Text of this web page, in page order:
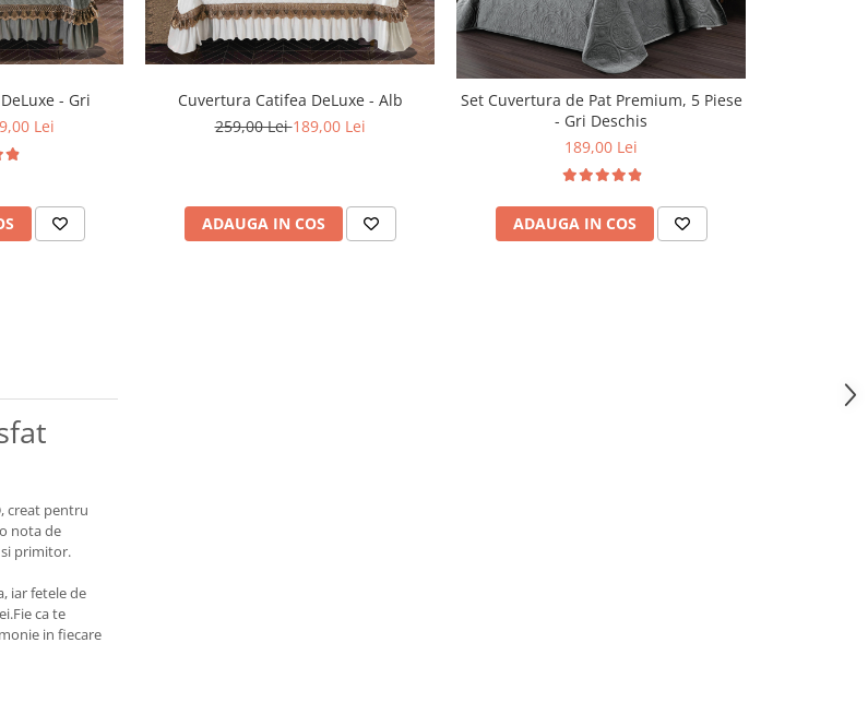
- Gri
Lei
Cuvertura Catifea DeLuxe - Alb
259,00 Lei189,00 Lei
ADAUGA IN COS
Set Cuvertura de Pat Premium, 5 Piese
- Gri Deschis
189,00 Lei
ADAUGA IN COS
creat pentru
nota de
primitor.
iar fetele de
ca te
in fiecare